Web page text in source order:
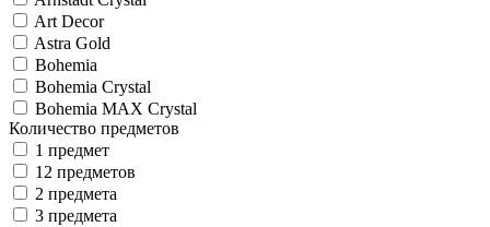
Art Decor
Astra Gold
Bohemia
Bohemia Crystal
Bohemia MAX Crystal
Количество предметов
1 предмет
12 предметов
2 предмета
3 предмета